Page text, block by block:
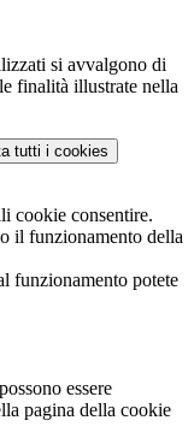
si avvalgono di
finalità illustrate nella
tutti i cookies
cookie consentire.
il funzionamento della
funzionamento potete
essere
pagina della cookie